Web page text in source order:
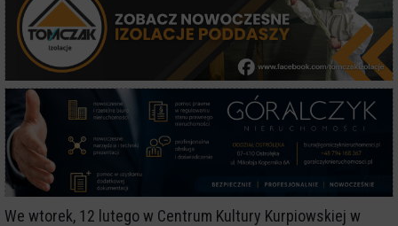
We wtorek, 12 lutego w Centrum Kultury Kurpiowskiej w